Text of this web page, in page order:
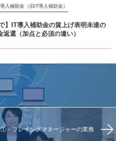
入補助金（旧IT導入補助金）
】IT導入補助金の賃上げ表明未達の
還（加点と必須の違い）
・プレイングマネージャーの業務